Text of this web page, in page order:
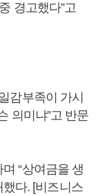
경고했다”고
감부족이 가시
의미냐”고 반문
“상여금을 생
다. [비즈니스